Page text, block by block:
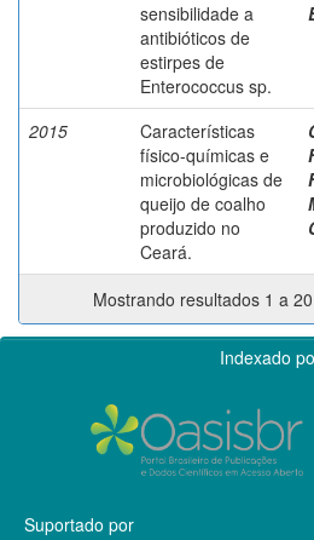
sensibilidade a
antibióticos de
estirpes de
Enterococcus sp.
2015
Características
físico-químicas e
microbiológicas de
queijo de coalho
produzido no
Ceará.
Mostrando resultados 1 a
Indexado
Suportado por